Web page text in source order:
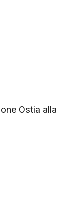
Ostia alla